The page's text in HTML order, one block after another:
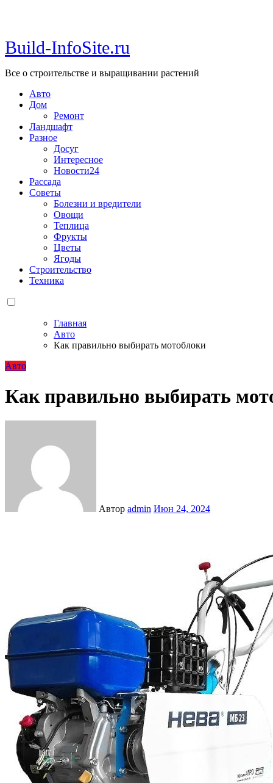
Build-InfoSite.ru
Все о строительстве и выращивании растений
Авто
Дом
Ремонт
Ландшафт
Разное
Досуг
Интересное
Новости24
Рассада
Советы
Болезни и вредители
Овощи
Теплица
Фрукты
Цветы
Ягоды
Строительство
Техника
Главная
Авто
Как правильно выбирать мотоблоки
Авто
Как правильно выбирать
Автор admin Июн 24, 2024